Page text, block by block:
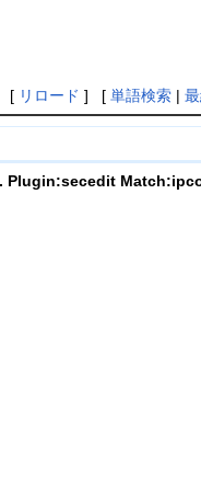
[ リロード ] [ 単語検索|
Plugin:secedit